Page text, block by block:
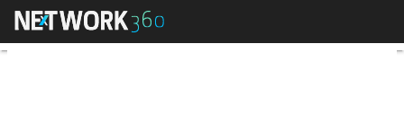
Polkadot e la blockchain di